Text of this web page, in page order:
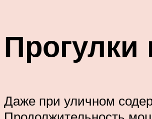
Прогулки
Даже при уличном